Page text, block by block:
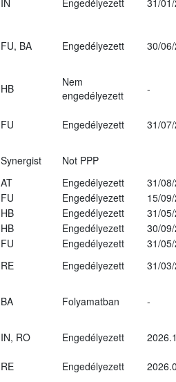
IN Engedélyezett
31/
FU, BA Engedélyezett 30/
HB
Nem
engedélyezett
-
FU Engedélyezett 31/
Synergist
Not PPP
AT Engedélyezett
31/
FU Engedélyezett
15/
HB Engedélyezett
31/
HB Engedélyezett
30/
FU Engedélyezett
31/
RE Engedélyezett
31/
BA Folyamatban -
IN, RO Engedélyezett
RE Engedélyezett